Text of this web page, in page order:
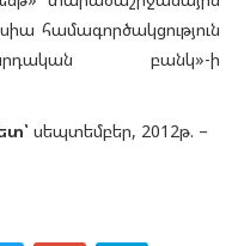
համագործակցություն
բանկ»-ի
սեպտեմբեր, 2012թ. –